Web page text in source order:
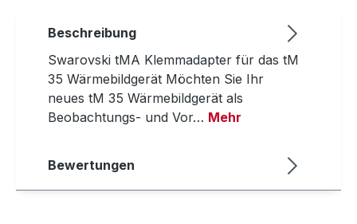
Beschreibung
Swarovski tMA Klemmadapter für das tM
35 Wärmebildgerät Möchten Sie Ihr
neues tM 35 Wärmebildgerät als
Beobachtungs- und Vor… Mehr
Bewertungen